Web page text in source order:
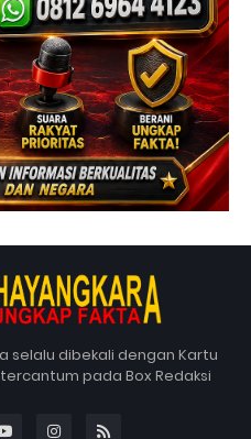
selalu dibekali dengan Kartu
pada Box Redaksi